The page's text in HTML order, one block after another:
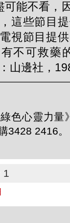
可能不看，
這些節目
視節目提
不可救藥
山邊社，
色心靈力量
3428 2416。
1